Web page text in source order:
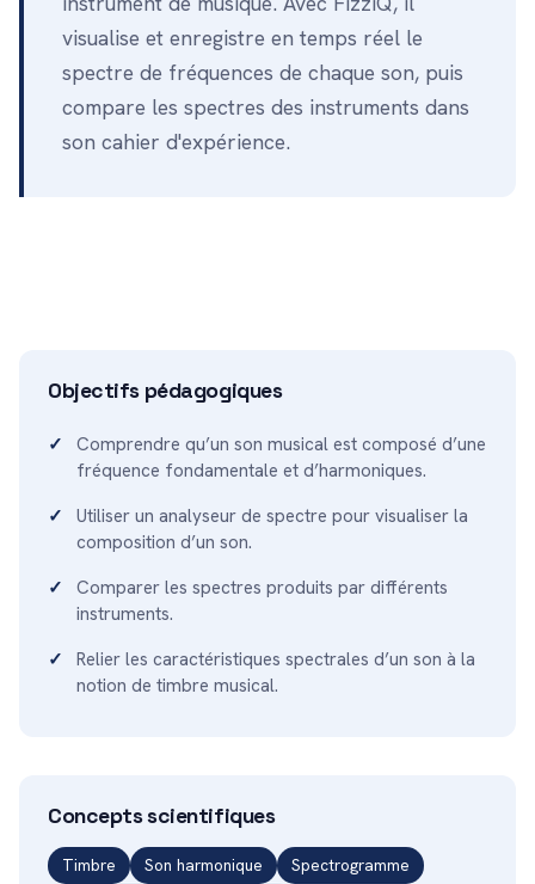
visualise et enregistre en temps réel le
spectre de fréquences de chaque son, puis
compare les spectres des instruments dans
son cahier d'expérience.
Objectifs pédagogiques
Comprendre qu’un son musical est composé d’une
fréquence fondamentale et d’harmoniques.
Utiliser un analyseur de spectre pour visualiser la
composition d’un son.
Comparer les spectres produits par différents
instruments.
Relier les caractéristiques spectrales d’un son à la
notion de timbre musical.
Concepts scientifiques
Timbre Son harmonique
Spectrogramme